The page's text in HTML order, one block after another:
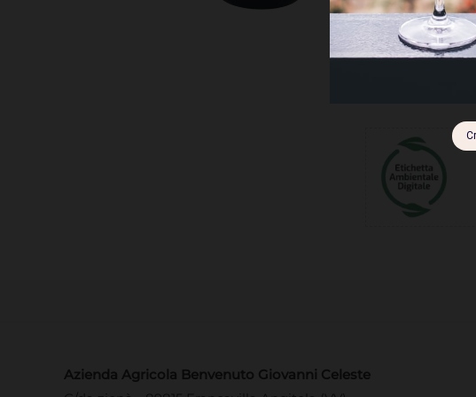
Azienda Agricola Benvenuto Giovanni Celeste